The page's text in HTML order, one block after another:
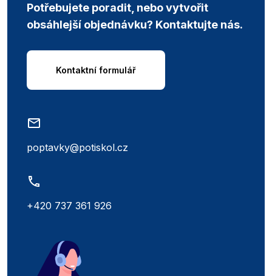
Potřebujete poradit, nebo vytvořit
obsáhlejší objednávku? Kontaktujte nás.
Kontaktní formulář
poptavky@potiskol.cz
+420 737 361 926